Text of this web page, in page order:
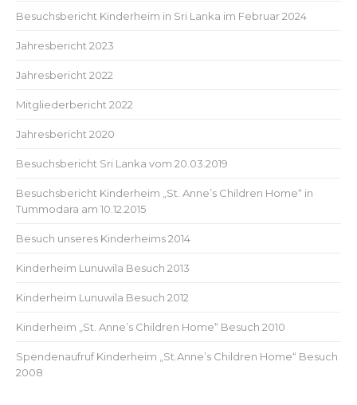
Besuchsbericht Kinderheim in Sri Lanka im Februar 2024
Jahresbericht 2023
Jahresbericht 2022
Mitgliederbericht 2022
Jahresbericht 2020
Besuchsbericht Sri Lanka vom 20.03.2019
Besuchsbericht Kinderheim „St. Anne’s Children Home“ in
Tummodara am 10.12.2015
Besuch unseres Kinderheims 2014
Kinderheim Lunuwila Besuch 2013
Kinderheim Lunuwila Besuch 2012
Kinderheim „St. Anne’s Children Home“ Besuch 2010
Spendenaufruf Kinderheim „St.Anne’s Children Home“ Besuch
2008